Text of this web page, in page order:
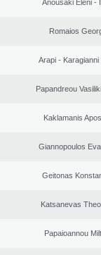
Anousaki Eleni -
Romaios
Arapi - Karagianni
Papandreou
Kaklamanis
Giannopoulos
Geitonas
Katsanevas
Papaioannou